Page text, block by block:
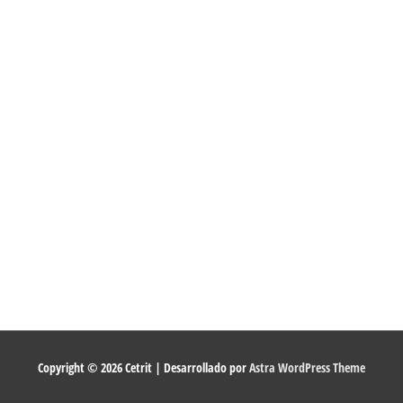
Copyright © 2026Cetrit | Desarrollado porAstra WordPress Theme